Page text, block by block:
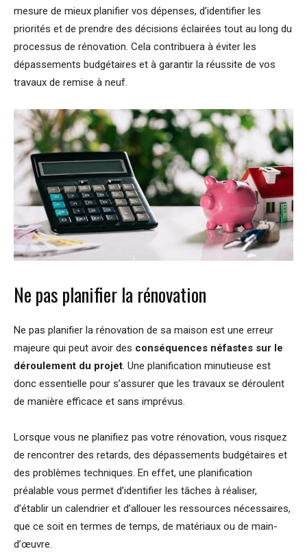
mesure de mieux planifier vos dépenses, d’identifier les
priorités et de prendre des décisions éclairées tout au long du
processus de rénovation. Cela contribuera à éviter les
dépassements budgétaires et à garantir la réussite de vos
travaux de remise à neuf.
Ne pas planifier la rénovation
Ne pas planifier la rénovation de sa maison est une erreur
majeure qui peut avoir des conséquences néfastes sur le
déroulement du projet. Une planification minutieuse est
donc essentielle pour s’assurer que les travaux se déroulent
de manière efficace et sans imprévus.
Lorsque vous ne planifiez pas votre rénovation, vous risquez
de rencontrer des retards, des dépassements budgétaires et
des problèmes techniques. En effet, une planification
préalable vous permet d’identifier les tâches à réaliser,
d’établir un calendrier et d’allouer les ressources nécessaires,
que ce soit en termes de temps, de matériaux ou de main-
d’œuvre.